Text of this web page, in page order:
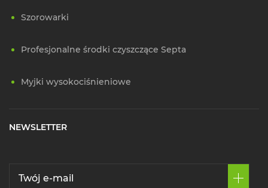
Szorowarki
Profesjonalne środki czyszczące Septa
Myjki wysokociśnieniowe
NEWSLETTER